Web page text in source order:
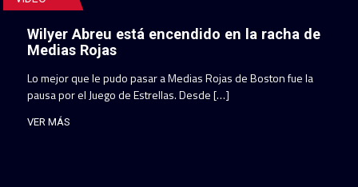
Wilyer Abreu está encendido en la racha de
Medias Rojas
Lo mejor que le pudo pasar a Medias Rojas de Boston fue la
pausa por el Juego de Estrellas. Desde […]
VER MÁS